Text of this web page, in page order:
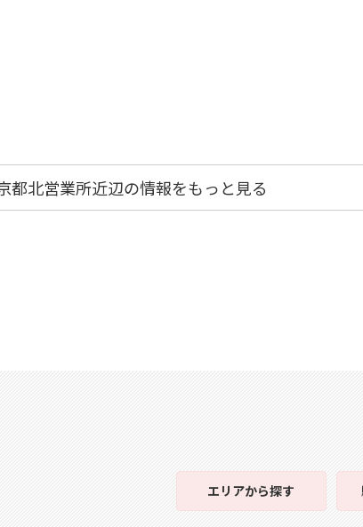
都北営業所近辺の情報をもっと見る
エリアから探す